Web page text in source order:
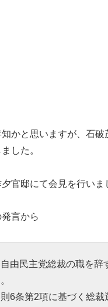
かと思いますが、石破
した。
官邸にて会見を行いま
言から
由民主党総裁の職を辞
6条第2項に基づく総裁